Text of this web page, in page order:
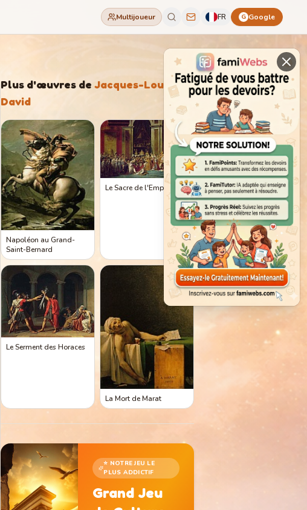
Multijoueur FR G Google
Plus d'œuvres de Jacques-Louis
David
Napoléon au Grand-
Saint-Bernard
Le Sacre de l'Empereur
Le Serment des Horaces
La Mort de Marat
⭐ NOTRE JEU LE
PLUS ADDICTIF
Grand Jeu